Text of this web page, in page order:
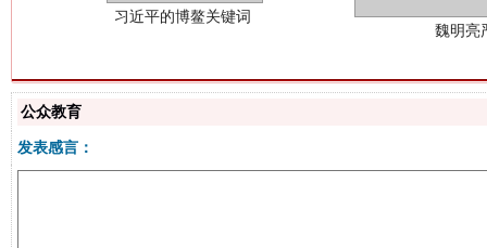
公众教育
发表感言：